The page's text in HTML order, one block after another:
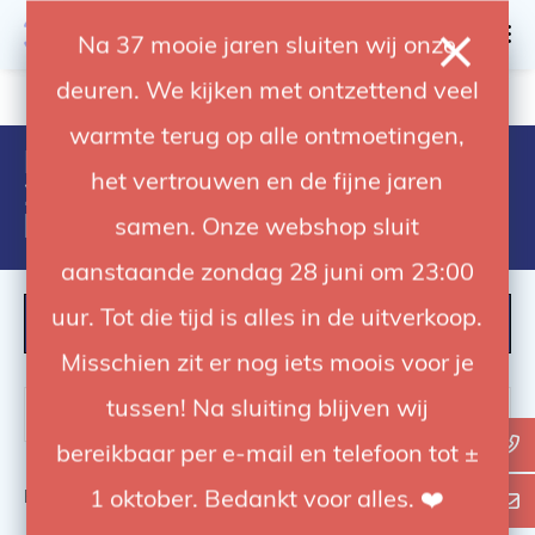
Na 37 mooie jaren sluiten wij onze
deuren. We kijken met ontzettend veel
warmte terug op alle ontmoetingen,
het vertrouwen en de fijne jaren
samen. Onze webshop sluit
aanstaande zondag 28 juni om 23:00
uur. Tot die tijd is alles in de uitverkoop.
Misschien zit er nog iets moois voor je
tussen! Na sluiting blijven wij
bereikbaar per e-mail en telefoon tot ±
1 oktober. Bedankt voor alles. ❤️
4.92 / 5 op trusted shops
Producten getagd met amaran
200x bi-color point-source led
light
FILTER
0van de 0 producten